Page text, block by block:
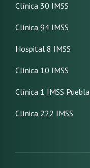
Clínica 30 IMSS
Clínica 94 IMSS
Hospital 8 IMSS
Clínica 10 IMSS
Clínica 1 IMSS Puebla
Clínica 222 IMSS